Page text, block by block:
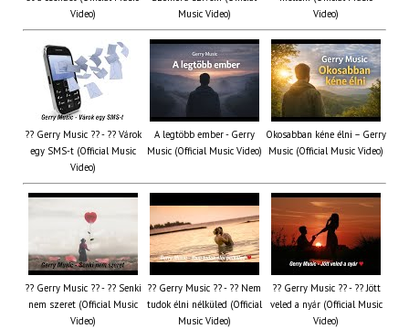
Video)
Music Video)
Video)
?? Gerry Music ?? - ?? Várok
egy SMS-t (Official Music
Video)
A legtöbb ember - Gerry
Music (Official Music Video)
Okosabban kéne élni – Gerry
Music (Official Music Video)
?? Gerry Music ?? - ?? Senki
nem szeret (Official Music
Video)
?? Gerry Music ?? - ?? Nem
tudok élni nélküled (Official
Music Video)
?? Gerry Music ?? - ?? Jött
veled a nyár (Official Music
Video)